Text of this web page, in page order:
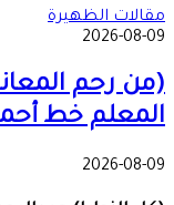
مقالات الظهيرة
2026-08-09
(من رحم
المعلم خط
2026-08-09